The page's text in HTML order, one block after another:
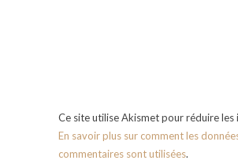
Ce site utilise Akismet pour réduire les
En savoir plus sur comment les
commentaires sont utilisées.